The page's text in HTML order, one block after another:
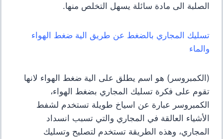
الصلبة الى مادة سائلة يسهل التخلص منها.
تسليك المجاري بالضغط عن طريق الية ضغط الهواء
والماء
(الكمبروسر) هو اسم يطلق على الية ضغط الهواء لانها
تقوم على فكرة تسليك المجاري بضغط الهواء،
الكمبروسر عبارة عن اسياخ طويلة تستخدم لشفط
الأشياء العالقة في المجاري والتي تسبب انسداد
المجاري، وهذه الطريقة تستخدم لتصليح وتسليك